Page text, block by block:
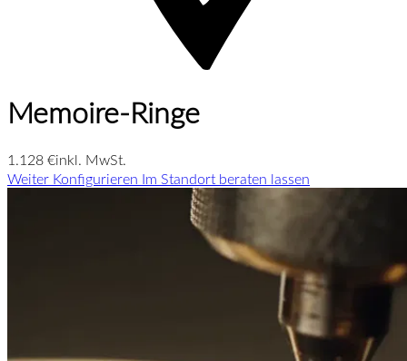
Memoire-Ringe
1.128 €inkl. MwSt.
Weiter Konfigurieren Im Standort beraten lassen